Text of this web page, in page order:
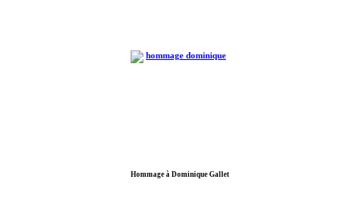
Hommage à Dominique Gallet